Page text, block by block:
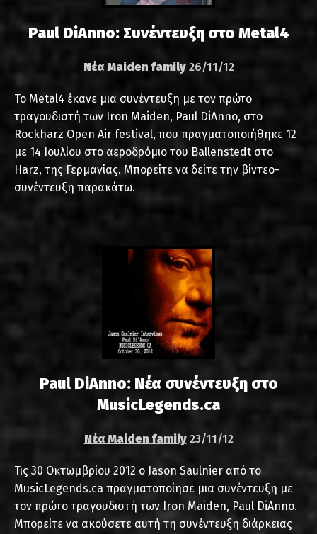
Paul DiAnno: Συνέντευξη στο Metal4
Νέα Maiden family 26/11/12
Το Metal4 έκανε μια συνέντευξη με τον πρώτο
τραγουδιστή των Iron Maiden, Paul DiAnno, στο
Rockharz Open Air festival, που πραγματοποιήθηκε 12
με 14 Ιουλίου στο αεροδρόμιο του Ballenstedt στο
Harz, της Γερμανίας. Μπορείτε να δείτε την βίντεο-
συνέντευξη παρακάτω.
Paul DiAnno: Νέα συνέντευξη στο
MusicLegends.ca
Νέα Maiden family 23/11/12
Τις 30 Οκτωμβρίου 2012 ο Jason Saulnier από το
MusicLegends.ca πραγματοποίησε μια συνέντευξη με
τον πρώτο τραγουδιστή των Iron Maiden, Paul DiAnno.
Μπορείτε να ακούσετε αυτή τη συνέντευξη διάρκειας